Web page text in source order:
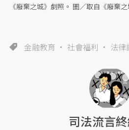
《廢棄之城》劇照。 圖／取自《廢棄
金融教育 社會福利 法律
司法流言